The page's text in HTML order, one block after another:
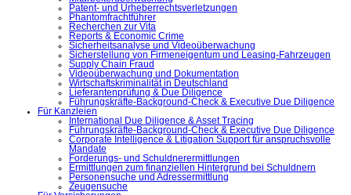
Patent- und Urheberrechtsverletzungen
Phantomfrachtführer
Recherchen zur Vita
Reports & Economic Crime
Sicherheitsanalyse und Videoüberwachung
Sicherstellung von Firmeneigentum und Leasing-Fahrzeugen
Supply Chain Fraud
Videoüberwachung und Dokumentation
Wirtschaftskriminalität in Deutschland
Lieferantenprüfung & Due Diligence
Führungskräfte-Background-Check & Executive Due Diligence
Für Kanzleien
International Due Diligence & Asset Tracing
Führungskräfte-Background-Check & Executive Due Diligence
Corporate Intelligence & Litigation Support für anspruchsvolle
Mandate
Forderungs- und Schuldnerermittlungen
Ermittlungen zum finanziellen Hintergrund bei Schuldnern
Personensuche und Adressermittlung
Zeugensuche